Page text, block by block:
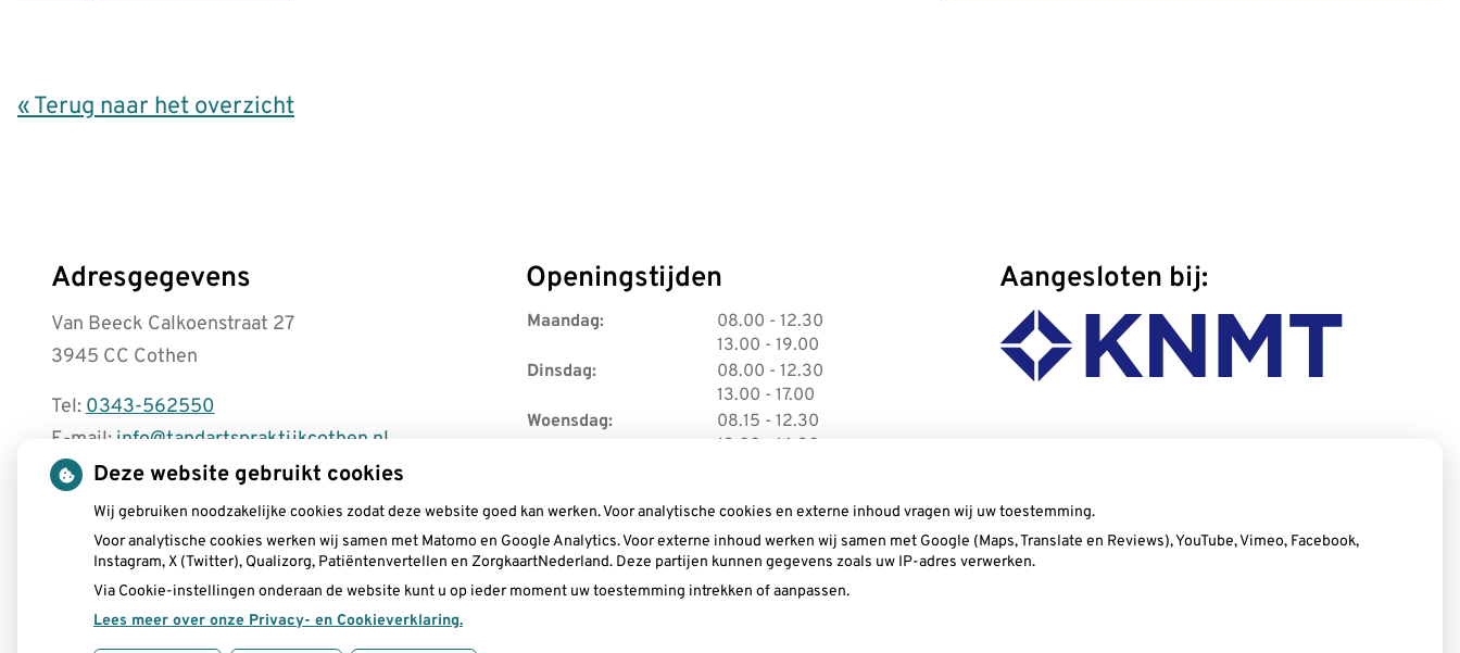
« Terug naar het overzicht
Adresgegevens
Van Beeck Calkoenstraat 27
3945 CC Cothen
Tel:0343-562550
E-mail: info@tandartspraktijkcothen.nl
Openingstijden
Maandag: 08.00 t
o
t
- 12.30
13.00 t
o
t
- 19.00
Dinsdag:
08.00 t
o
t
- 12.30
13.00 t
o
- 17.00
Woensdag:
08.15 t- 12.30
13.00
- 16.30
t
o
t
Vrijdag:
08.00t
o
t
- 12.30
13.00t
o
t
- 15.00
Aangesloten bij:
Deze website gebruikt cookies
Wij gebruiken noodzakelijke cookies zodat deze website goed kan werken. Voor analytische cookies en externe inhoud vragen wij uw toestemming.
Voor analytische cookies werken wij samen met Matomo en Google Analytics. Voor externe inhoud werken wij samen met Google (Maps, Translate en Reviews), YouTube, Vimeo, Facebook,
Instagram, X (Twitter), Qualizorg, Patiëntenvertellen en ZorgkaartNederland. Deze partijen kunnen gegevens zoals uw IP-adres verwerken.
Via Cookie-instellingen onderaan de website kunt u op ieder moment uw toestemming intrekken of aanpassen.
Lees meer over onze Privacy- en Cookieverklaring.